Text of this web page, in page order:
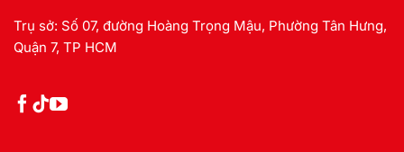
Trụ sở: Số 07, đường Hoàng Trọng Mậu, Phường Tân Hưng,
Quận 7, TP HCM